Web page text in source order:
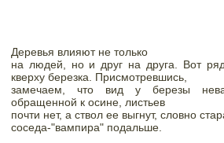
Деревья влияют не только
на людей, но и друг на друга. Вот
кверху березка. Присмотревшись,
замечаем, что вид у березы
обращенной к осине, листьев
почти нет, а ствол ее выгнут, словно
соседа-"вампира" подальше.